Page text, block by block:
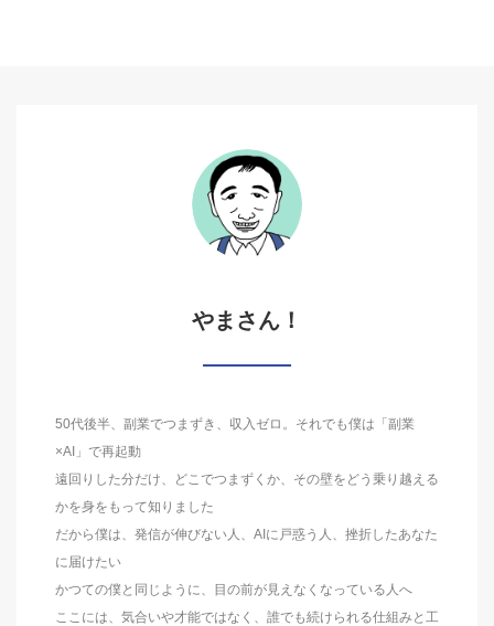
やまさん！
50代後半、副業でつまずき、収入ゼロ。それでも僕は「副業
×AI」で再起動
遠回りした分だけ、どこでつまずくか、その壁をどう乗り越える
かを身をもって知りました
だから僕は、発信が伸びない人、AIに戸惑う人、挫折したあなた
に届けたい
かつての僕と同じように、目の前が見えなくなっている人へ
ここには、気合いや才能ではなく、誰でも続けられる仕組みと工